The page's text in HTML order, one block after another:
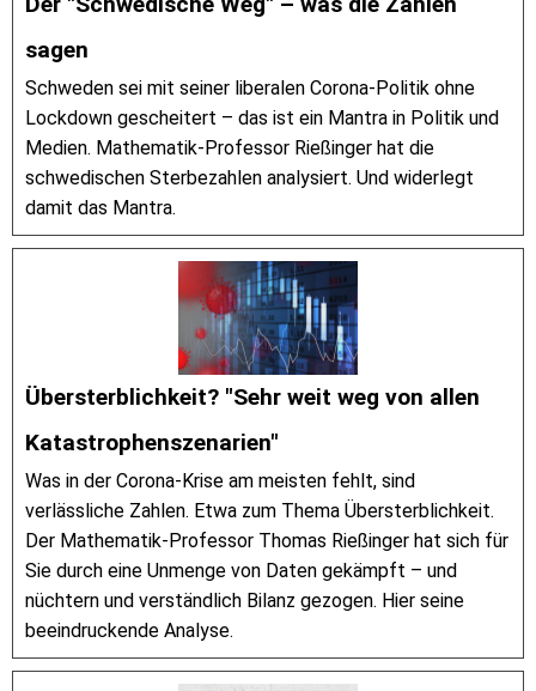
sagen
Schweden sei mit seiner liberalen Corona-Politik ohne
Lockdown gescheitert – das ist ein Mantra in Politik und
Medien. Mathematik-Professor Rießinger hat die
schwedischen Sterbezahlen analysiert. Und widerlegt
damit das Mantra.
Übersterblichkeit? "Sehr weit weg von allen
Katastrophenszenarien"
Was in der Corona-Krise am meisten fehlt, sind
verlässliche Zahlen. Etwa zum Thema Übersterblichkeit.
Der Mathematik-Professor Thomas Rießinger hat sich für
Sie durch eine Unmenge von Daten gekämpft – und
nüchtern und verständlich Bilanz gezogen. Hier seine
beeindruckende Analyse.